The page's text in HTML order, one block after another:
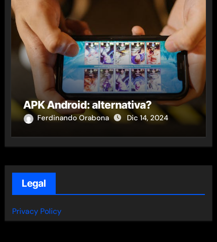
APK Android: alternativa?
Ferdinando Orabona Dic 14, 2024
Legal
Privacy Policy